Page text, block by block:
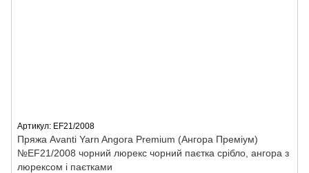
Артикул: EF21/2008
Пряжа Avanti Yarn Angora Premium (Ангора Преміум)
№EF21/2008 чорний люрекс чорний паєтка срібло, ангора з
люрексом і паєтками